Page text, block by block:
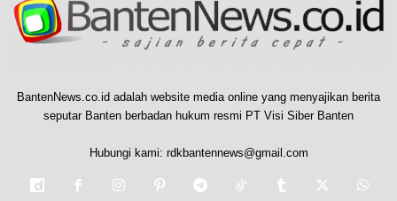
BantenNews.co.id adalah website media online yang menyajikan berita
seputar Banten berbadan hukum resmi PT Visi Siber Banten
Hubungi kami: rdkbantennews@gmail.com